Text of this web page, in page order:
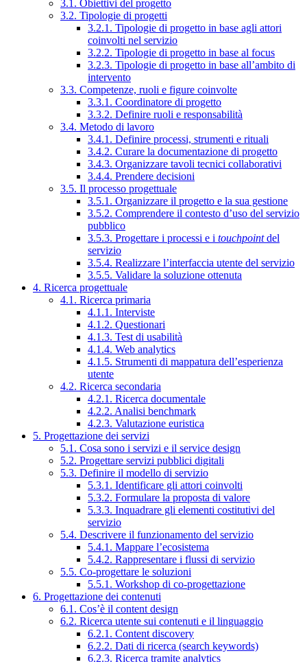
3.1. Obiettivi del progetto
3.2. Tipologie di progetti
3.2.1. Tipologie di progetto in base agli attori
coinvolti nel servizio
3.2.2. Tipologie di progetto in base al focus
3.2.3. Tipologie di progetto in base all’ambito di
intervento
3.3. Competenze, ruoli e figure coinvolte
3.3.1. Coordinatore di progetto
3.3.2. Definire ruoli e responsabilità
3.4. Metodo di lavoro
3.4.1. Definire processi, strumenti e rituali
3.4.2. Curare la documentazione di progetto
3.4.3. Organizzare tavoli tecnici collaborativi
3.4.4. Prendere decisioni
3.5. Il processo progettuale
3.5.1. Organizzare il progetto e la sua gestione
3.5.2. Comprendere il contesto d’uso del servizio
pubblico
3.5.3. Progettare i processi e i touchpointdel
servizio
3.5.4. Realizzare l’interfaccia utente del servizio
3.5.5. Validare la soluzione ottenuta
4. Ricerca progettuale
4.1. Ricerca primaria
4.1.1. Interviste
4.1.2. Questionari
4.1.3. Test di usabilità
4.1.4. Web analytics
4.1.5. Strumenti di mappatura dell’esperienza
utente
4.2. Ricerca secondaria
4.2.1. Ricerca documentale
4.2.2. Analisi benchmark
4.2.3. Valutazione euristica
5. Progettazione dei servizi
5.1. Cosa sono i servizi e il service design
5.2. Progettare servizi pubblici digitali
5.3. Definire il modello di servizio
5.3.1. Identificare gli attori coinvolti
5.3.2. Formulare la proposta di valore
5.3.3. Inquadrare gli elementi costitutivi del
servizio
5.4. Descrivere il funzionamento del servizio
5.4.1. Mappare l’ecosistema
5.4.2. Rappresentare i flussi di servizio
5.5. Co-progettare le soluzioni
5.5.1. Workshop di co-progettazione
6. Progettazione dei contenuti
6.1. Cos’è il content design
6.2. Ricerca utente sui contenuti e il linguaggio
6.2.1. Content discovery
6.2.2. Dati di ricerca (search keywords)
6.2.3. Ricerca tramite analytics